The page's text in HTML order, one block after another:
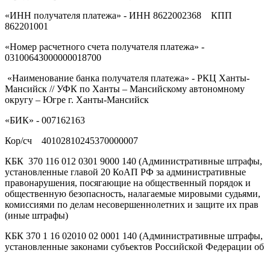
«ИНН получателя платежа» - ИНН 8622002368 КПП
862201001
«Номер расчетного счета получателя платежа» -
03100643000000018700
«Наименование банка получателя платежа» - РКЦ Ханты-
Мансийск // УФК по Ханты – Мансийскому автономному
округу – Югре г. Ханты-Мансийск
«БИК» - 007162163
Кор/сч 40102810245370000007
КБК 370 116 012 0301 9000 140 (Административные штрафы,
установленные главой 20 КоАП РФ за административные
правонарушения, посягающие на общественный порядок и
общественную безопасность, налагаемые мировыми судьями,
комиссиями по делам несовершеннолетних и защите их прав
(иные штрафы)
КБК 370 1 16 02010 02 0001 140 (Административные штрафы,
установленные законами субъектов Российской Федерации об